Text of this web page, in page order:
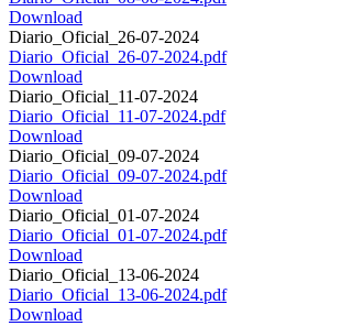
Download
Diario_Oficial_26-07-2024
Diario_Oficial_26-07-2024.pdf
Download
Diario_Oficial_11-07-2024
Diario_Oficial_11-07-2024.pdf
Download
Diario_Oficial_09-07-2024
Diario_Oficial_09-07-2024.pdf
Download
Diario_Oficial_01-07-2024
Diario_Oficial_01-07-2024.pdf
Download
Diario_Oficial_13-06-2024
Diario_Oficial_13-06-2024.pdf
Download